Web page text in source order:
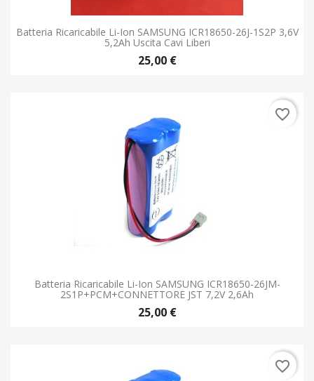
Batteria Ricaricabile Li-Ion SAMSUNG ICR18650-26J-1S2P 3,6V
5,2Ah Uscita Cavi Liberi
25,00 €
Batteria Ricaricabile Li-Ion SAMSUNG ICR18650-26JM-
2S1P+PCM+CONNETTORE JST 7,2V 2,6Ah
25,00 €
favorite_border
favorite_border